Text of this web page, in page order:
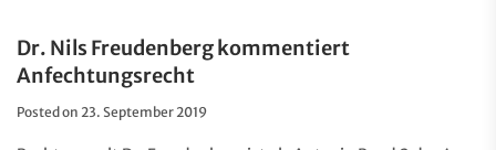
Dr. Nils Freudenberg kommentiert
Anfechtungsrecht
Posted on 23. September 2019